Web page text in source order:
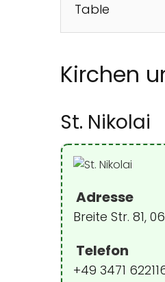
Table
Kirchen
St. Nikolai
Adresse
Breite Str. 81,
Telefon
+49 3471